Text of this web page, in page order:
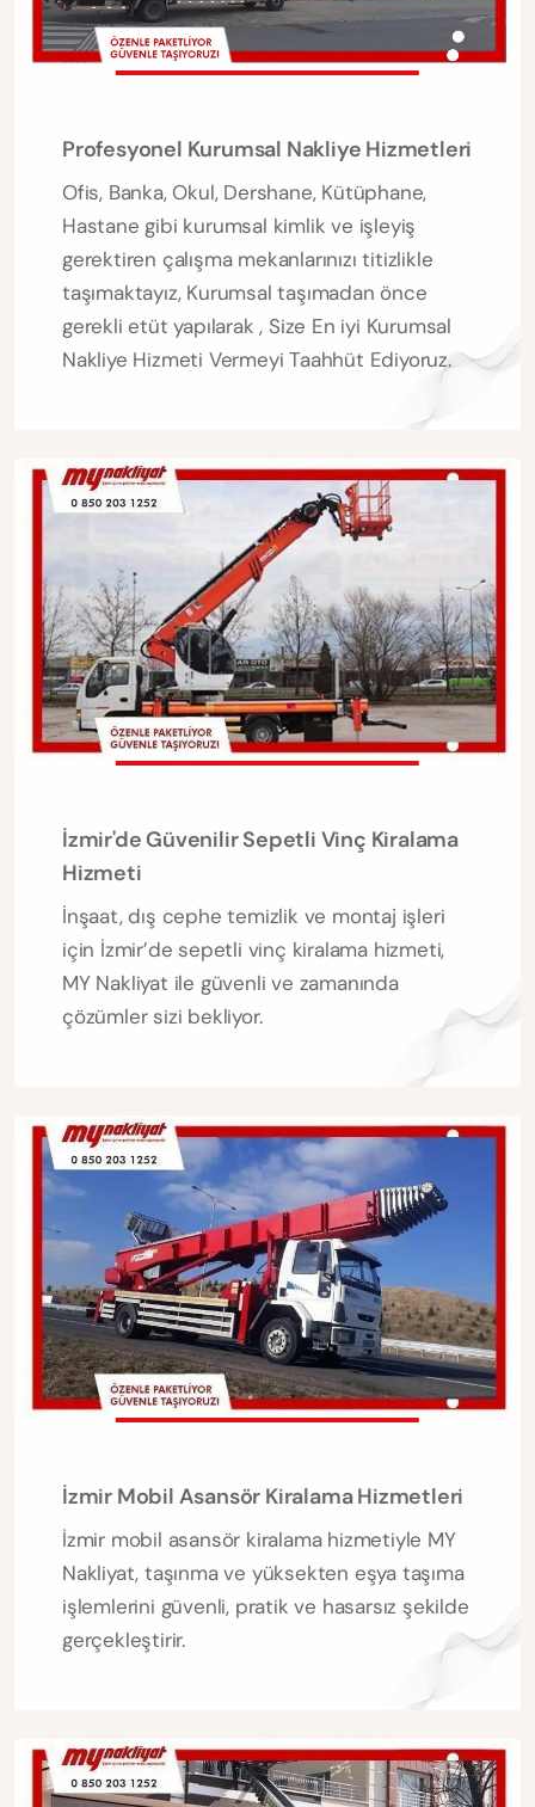
Profesyonel Kurumsal Nakliye Hizmetleri
Ofis, Banka, Okul, Dershane, Kütüphane,
Hastane gibi kurumsal kimlik ve işleyiş
gerektiren çalışma mekanlarınızı titizlikle
taşımaktayız, Kurumsal taşımadan önce
gerekli etüt yapılarak , Size En iyi Kurumsal
Nakliye Hizmeti Vermeyi Taahhüt Ediyoruz.
İzmir'de Güvenilir Sepetli Vinç Kiralama
Hizmeti
İnşaat, dış cephe temizlik ve montaj işleri
için İzmir’de sepetli vinç kiralama hizmeti,
MY Nakliyat ile güvenli ve zamanında
çözümler sizi bekliyor.
İzmir Mobil Asansör Kiralama Hizmetleri
İzmir mobil asansör kiralama hizmetiyle MY
Nakliyat, taşınma ve yüksekten eşya taşıma
işlemlerini güvenli, pratik ve hasarsız şekilde
gerçekleştirir.